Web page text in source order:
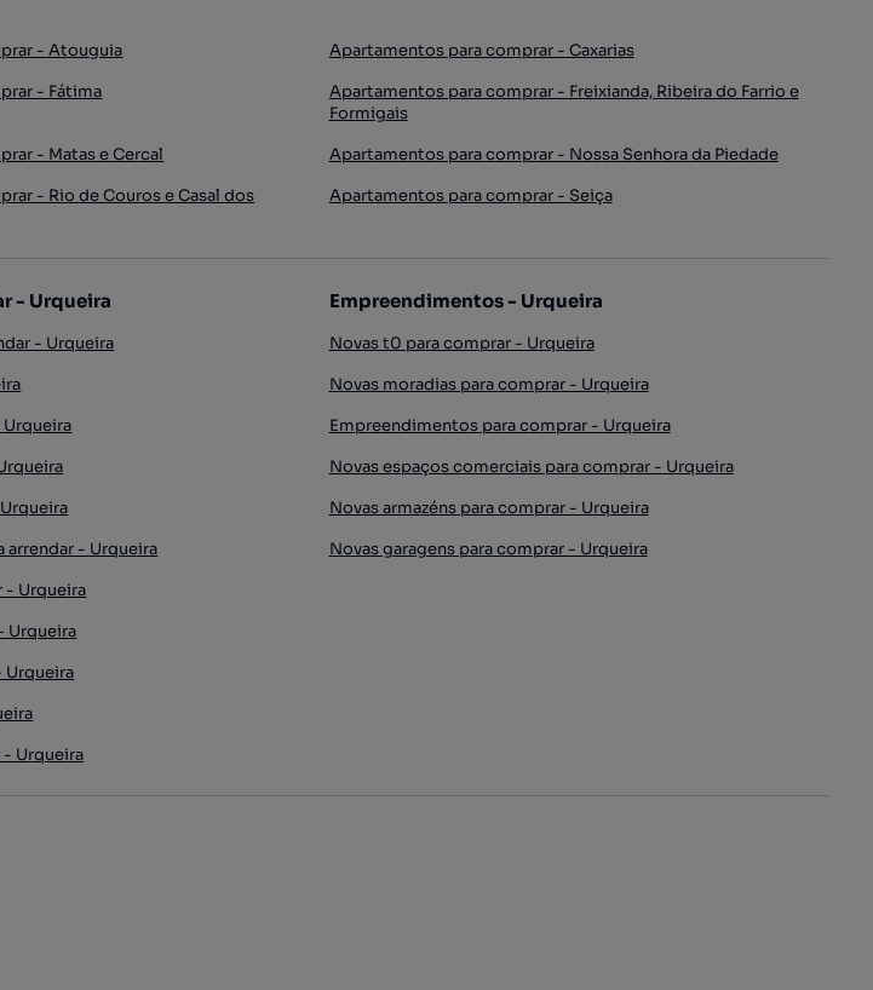
- Atouguia
Apartamentos para comprar - Caxarias
- Fátima
Apartamentos para comprar - Freixianda, Ribeira do Farrio e
Formigais
- Matas e Cercal
Apartamentos para comprar - Nossa Senhora da Piedade
- Rio de Couros e Casal dos
Apartamentos para comprar - Seiça
- Urqueira
- Urqueira
Urqueira
arrendar - Urqueira
- Urqueira
Urqueira
Urqueira
- Urqueira
Empreendimentos - Urqueira
Novas t0 para comprar - Urqueira
Novas moradias para comprar - Urqueira
Empreendimentos para comprar - Urqueira
Novas espaços comerciais para comprar - Urqueira
Novas armazéns para comprar - Urqueira
Novas garagens para comprar - Urqueira